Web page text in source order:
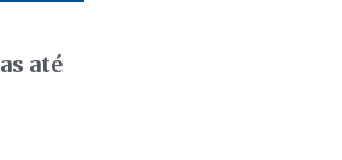
até